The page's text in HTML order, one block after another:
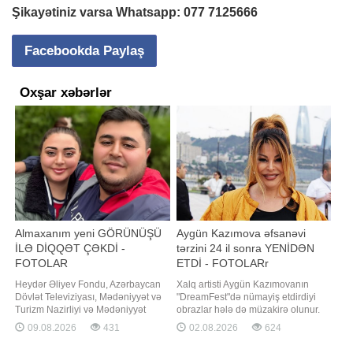
Şikayətiniz varsa Whatsapp: 077 7125666
Facebookda Paylaş
Oxşar xəbərlər
Almaxanım yeni GÖRÜNÜŞÜ
İLƏ DİQQƏT ÇƏKDİ -
FOTOLAR
Heydər Əliyev Fondu, Azərbaycan
Dövlət Televiziyası, Mədəniyyət və
Turizm Nazirliyi və Mədəniyyət
Fondunun birgə təşkil etdiyi VI
Muğam Müsabiqəsinin qalibi - Qran
09.08.2026 431
Aygün Kazımova əfsanəvi
tərzini 24 il sonra YENİDƏN
ETDİ - FOTOLARr
Xalq artisti Aygün Kazımovanın
"DreamFest"də nümayiş etdirdiyi
obrazlar hələ də müzakirə olunur.
Axşam.az xəbər verir ki, Pop
kraliçanın firuzəyi xalça üçün
02.08.2026 624